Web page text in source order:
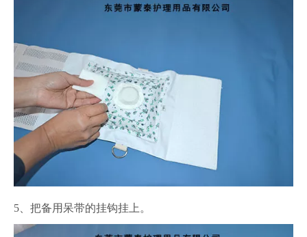
5、把备用呆带的挂钩挂上。